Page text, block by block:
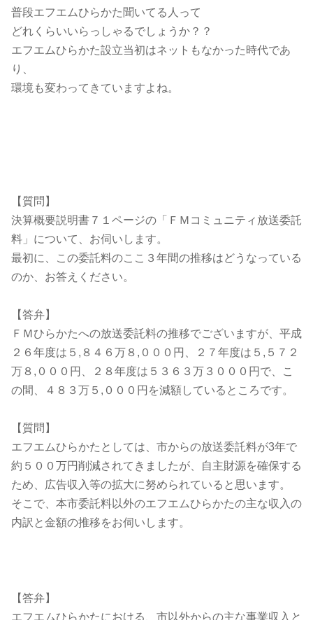
普段エフエムひらかた聞いてる人って
どれくらいいらっしゃるでしょうか？？
エフエムひらかた設立当初はネットもなかった時代であ
り、
環境も変わってきていますよね。
【質問】
決算概要説明書７１ページの「ＦＭコミュニティ放送委託
料」について、お伺いします。
最初に、この委託料のここ３年間の推移はどうなっている
のか、お答えください。
【答弁】
ＦＭひらかたへの放送委託料の推移でございますが、平成
２６年度は５,８４６万８,０００円、２７年度は５,５７２
万８,０００円、２８年度は５３６３万３０００円で、こ
の間、４８３万５,０００円を減額しているところです。
【質問】
エフエムひらかたとしては、市からの放送委託料が3年で
約５００万円削減されてきましたが、自主財源を確保する
ため、広告収入等の拡大に努められていると思います。
そこで、本市委託料以外のエフエムひらかたの主な収入の
内訳と金額の推移をお伺いします。
【答弁】
エフエムひらかたにおける、市以外からの主な事業収入と